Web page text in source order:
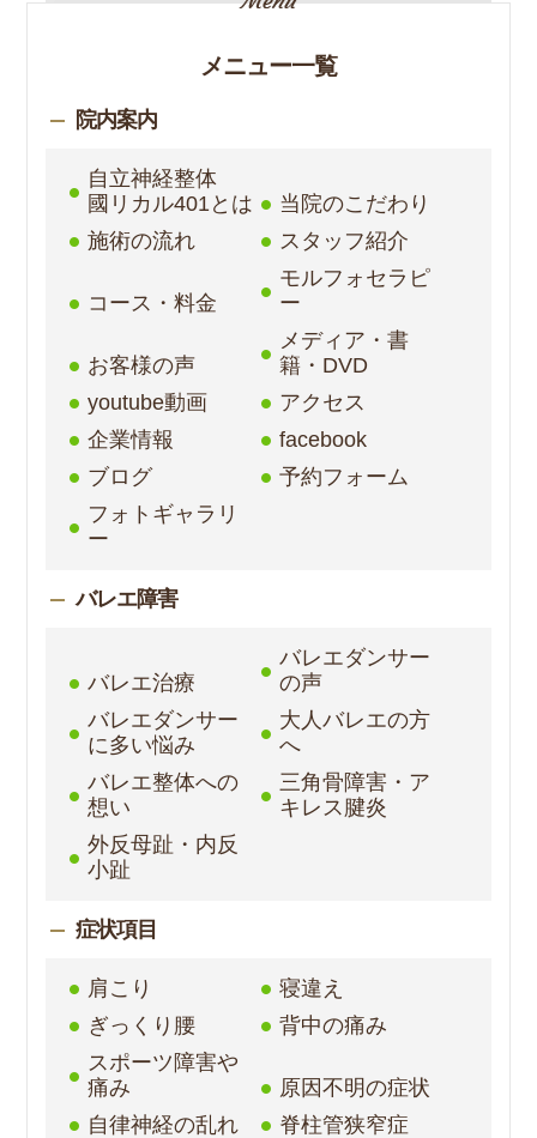
メニュー一覧
院内案内
自立神経整体
國リカル401とは
当院のこだわり
施術の流れ
スタッフ紹介
コース・料金
モルフォセラピ
ー
お客様の声
メディア・書
籍・DVD
youtube動画
アクセス
企業情報
facebook
ブログ
予約フォーム
フォトギャラリ
ー
バレエ障害
バレエ治療
バレエダンサー
の声
バレエダンサー
に多い悩み
大人バレエの方
へ
バレエ整体への
想い
三角骨障害・ア
キレス腱炎
外反母趾・内反
小趾
症状項目
肩こり
寝違え
ぎっくり腰
背中の痛み
スポーツ障害や
痛み
原因不明の症状
自律神経の乱れ
脊柱管狭窄症